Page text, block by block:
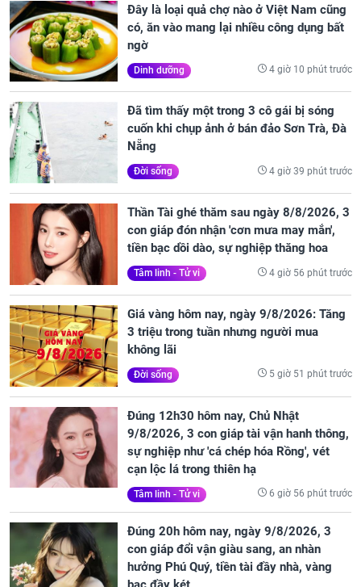
Đây là loại quả chợ nào ở Việt Nam cũng
có, ăn vào mang lại nhiều công dụng bất
ngờ
Dinh dưỡng 4 giờ 10 phút trước
Đã tìm thấy một trong 3 cô gái bị sóng
cuốn khi chụp ảnh ở bán đảo Sơn Trà, Đà
Nẵng
Đời sống 4 giờ 39 phút trước
Thần Tài ghé thăm sau ngày 8/8/2026, 3
con giáp đón nhận 'cơn mưa may mắn',
tiền bạc dồi dào, sự nghiệp thăng hoa
Tâm linh - Tử vi 4 giờ 56 phút trước
Giá vàng hôm nay, ngày 9/8/2026: Tăng
3 triệu trong tuần nhưng người mua
không lãi
Đời sống 5 giờ 51 phút trước
Đúng 12h30 hôm nay, Chủ Nhật
9/8/2026, 3 con giáp tài vận hanh thông,
sự nghiệp như 'cá chép hóa Rồng', vét
cạn lộc lá trong thiên hạ
Tâm linh - Tử vi 6 giờ 56 phút trước
Đúng 20h hôm nay, ngày 9/8/2026, 3
con giáp đổi vận giàu sang, an nhàn
hưởng Phú Quý, tiền tài đầy nhà, vàng